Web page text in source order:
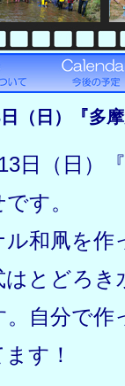
（日）『多
日（日）
す。
和凧を作
はとどろ
。自分で作
す！